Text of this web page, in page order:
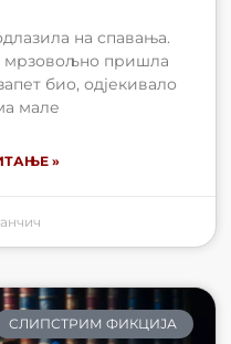
на спавања.
мрзовољно пришла
био, одјекивало
мале
»
СЛИПСТРИМ ФИКЦИЈА